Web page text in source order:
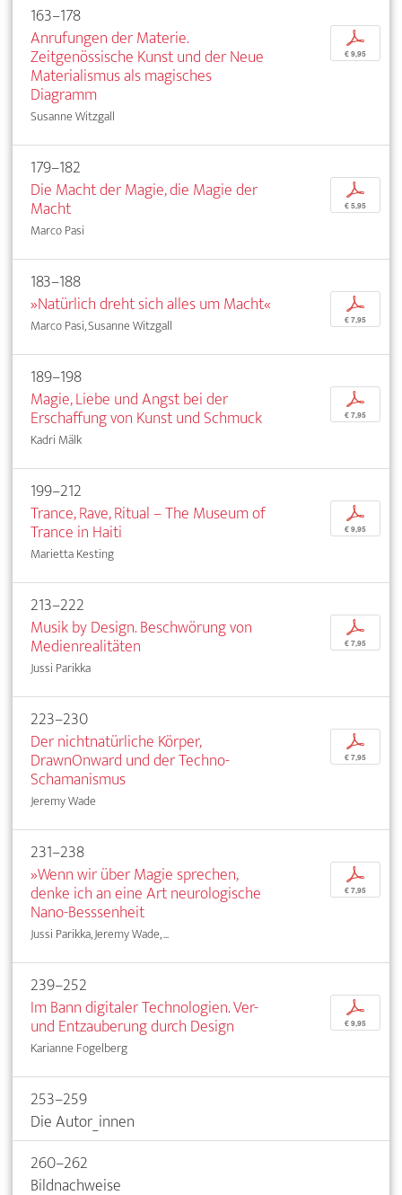
163–178
Anrufungen der Materie.
Zeitgenössische Kunst und der Neue
Materialismus als magisches
Diagramm
Susanne Witzgall
p
€ 9,95
179–182
Die Macht der Magie, die Magie der
Macht
Marco Pasi
p
€ 5,95
183–188
»Natürlich dreht sich alles um Macht«
Marco Pasi, Susanne Witzgall
p
€ 7,95
189–198
Magie, Liebe und Angst bei der
Erschaffung von Kunst und Schmuck
Kadri Mälk
p
€ 7,95
199–212
Trance, Rave, Ritual – The Museum of
Trance in Haiti
Marietta Kesting
p
€ 9,95
213–222
Musik by Design. Beschwörung von
Medienrealitäten
Jussi Parikka
p
€ 7,95
223–230
Der nichtnatürliche Körper,
DrawnOnward und der Techno-
Schamanismus
Jeremy Wade
p
€ 7,95
231–238
»Wenn wir über Magie sprechen,
denke ich an eine Art neurologische
Nano-Besssenheit
Jussi Parikka, Jeremy Wade, ...
p
€ 7,95
239–252
Im Bann digitaler Technologien. Ver-
und Entzauberung durch Design
Karianne Fogelberg
p
€ 9,95
253–259
Die Autor_innen
260–262
Bildnachweise